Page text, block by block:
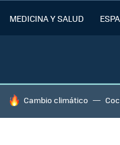
MEDICINA Y SALUD
HOY SE HABLA DE
Cambio climático